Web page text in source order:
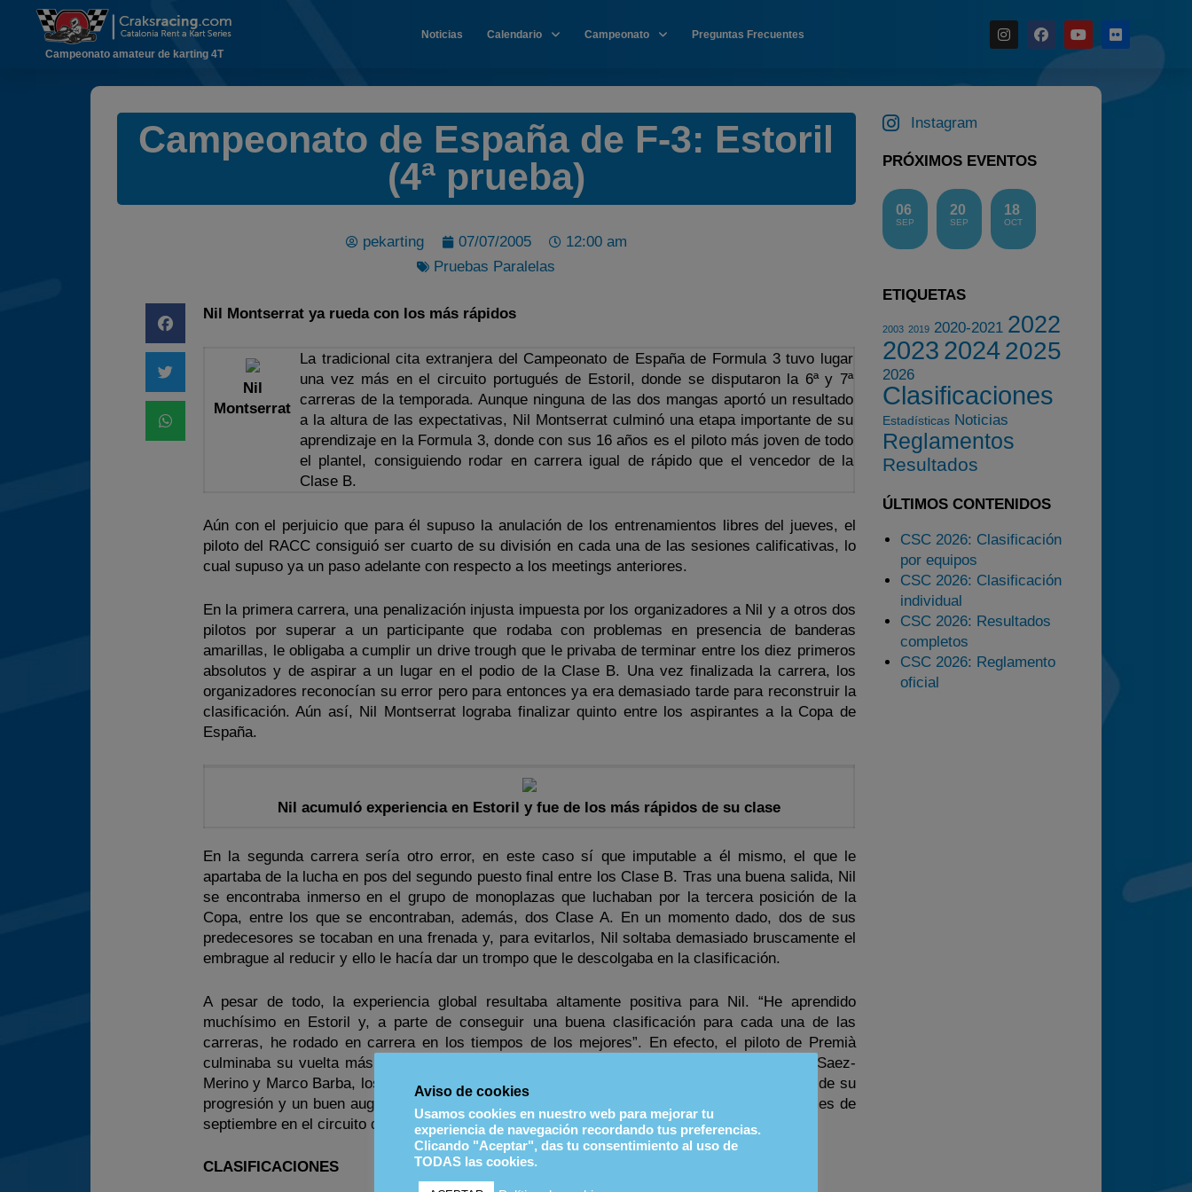
Campeonato amateur de karting 4T
Noticias Calendario Campeonato Preguntas Frecuentes
Campeonato de España de F-3: Estoril
(4ª prueba)
pekarting 07/07/2005
12:00 am
Pruebas Paralelas
Nil Montserrat ya rueda con los más rápidos
Nil
Montserrat
La tradicional cita extranjera del Campeonato de España de Formula 3 tuvo lugar
una vez más en el circuito portugués de Estoril, donde se disputaron la 6ª y 7ª
carreras de la temporada. Aunque ninguna de las dos mangas aportó un resultado
a la altura de las expectativas, Nil Montserrat culminó una etapa importante de su
aprendizaje en la Formula 3, donde con sus 16 años es el piloto más joven de todo
el plantel, consiguiendo rodar en carrera igual de rápido que el vencedor de la
Clase B.
Aún con el perjuicio que para él supuso la anulación de los entrenamientos libres del jueves, el
piloto del RACC consiguió ser cuarto de su división en cada una de las sesiones calificativas, lo
cual supuso ya un paso adelante con respecto a los meetings anteriores.
En la primera carrera, una penalización injusta impuesta por los organizadores a Nil y a otros dos
pilotos por superar a un participante que rodaba con problemas en presencia de banderas
amarillas, le obligaba a cumplir un drive trough que le privaba de terminar entre los diez primeros
absolutos y de aspirar a un lugar en el podio de la Clase B. Una vez finalizada la carrera, los
organizadores reconocían su error pero para entonces ya era demasiado tarde para reconstruir la
clasificación. Aún así, Nil Montserrat lograba finalizar quinto entre los aspirantes a la Copa de
España.
Nil acumuló experiencia en Estoril y fue de los más rápidos de su clase
En la segunda carrera sería otro error, en este caso sí que imputable a él mismo, el que le
apartaba de la lucha en pos del segundo puesto final entre los Clase B. Tras una buena salida, Nil
se encontraba inmerso en el grupo de monoplazas que luchaban por la tercera posición de la
Copa, entre los que se encontraban, además, dos Clase A. En un momento dado, dos de sus
predecesores se tocaban en una frenada y, para evitarlos, Nil soltaba demasiado bruscamente el
embrague al reducir y ello le hacía dar un trompo que le descolgaba en la clasificación.
A pesar de todo, la experiencia global resultaba altamente positiva para Nil. “He aprendido
muchísimo en Estoril y, a parte de conseguir una buena clasificación para cada una de las
carreras, he rodado en carrera en los tiempos de los mejores”. En efecto, el piloto de Premià
culminaba su vuelta más rápida en carrera en la misma décima de segundo que Manuel Saez-
Merino y Marco Barba, los dos pilotos más veloces de la Clase B, lo que es todo un indicio de su
progresión y un buen augurio de cara a la próxima prueba puntuable, que se disputará el mes de
septiembre en el circuito de Albacete.
CLASIFICACIONES
Instagram
PRÓXIMOS EVENTOS
06
SEP
20
SEP
18
OCT
ETIQUETAS
2003 2019 2020-2021 2022
2023 20242025
2026
Clasificaciones
Estadísticas Noticias
Reglamentos
Resultados
ÚLTIMOS CONTENIDOS
CSC 2026: Clasificación
por equipos
CSC 2026: Clasificación
individual
CSC 2026: Resultados
completos
CSC 2026: Reglamento
oficial
Aviso de cookies
Usamos cookies en nuestro web para mejorar tu
experiencia de navegación recordando tus preferencias.
Clicando "Aceptar", das tu consentimiento al uso de
TODAS las cookies.